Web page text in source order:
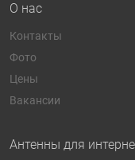
О нас
Контакты
Фото
Цены
Вакансии
Антенны для